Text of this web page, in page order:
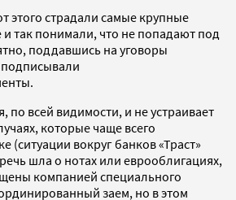
этого страдали самые крупные
так понимали, что не попадают под
поддавшись на уговоры
по всей видимости, и не устраивает
которые чаще всего
(ситуации вокруг банков «Траст»
шла о нотах или еврооблигациях,
компанией специального
заем, но в этом